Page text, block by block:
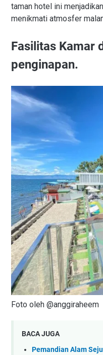
taman hotel ini
menikmati atmosfer
Fasilitas Kamar
penginapan.
Foto oleh @anggiraheem
BACA JUGA
Pemandian Alam